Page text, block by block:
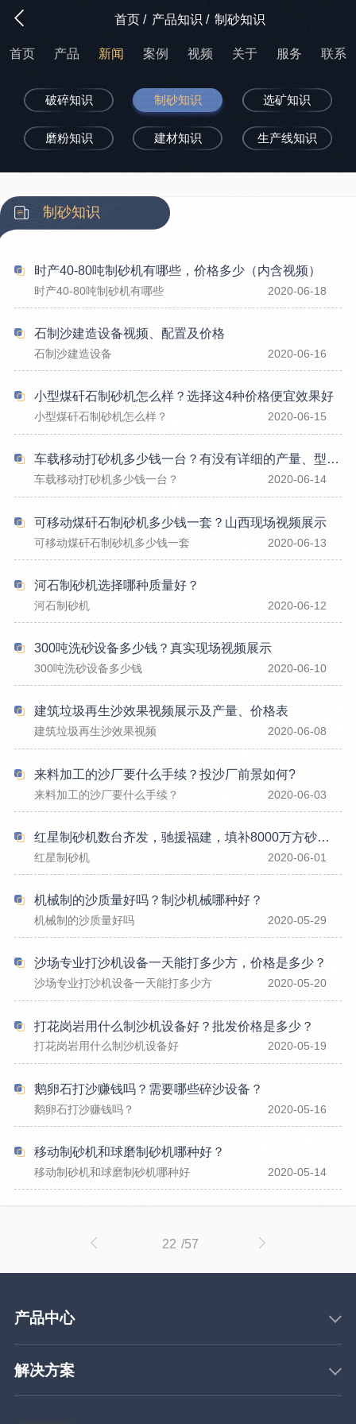
首页/ 产品知识 / 制砂知识
首页 产品 新闻 案例 视频 关于 服务 联系
破碎知识 制砂知识 选矿知识
磨粉知识 建材知识 生产线知识
制砂知识
时产40-80吨制砂机有哪些，价格多少（内含视频）
时产40-80吨制砂机有哪些 2020-06-18
石制沙建造设备视频、配置及价格
石制沙建造设备 2020-06-16
小型煤矸石制砂机怎么样？选择这4种价格便宜效果好
小型煤矸石制砂机怎么样？ 2020-06-15
车载移动打砂机多少钱一台？有没有详细的产量、型号参数
车载移动打砂机多少钱一台？ 2020-06-14
可移动煤矸石制砂机多少钱一套？山西现场视频展示
可移动煤矸石制砂机多少钱一套 2020-06-13
河石制砂机选择哪种质量好？
河石制砂机 2020-06-12
300吨洗砂设备多少钱？真实现场视频展示
300吨洗砂设备多少钱 2020-06-10
建筑垃圾再生沙效果视频展示及产量、价格表
建筑垃圾再生沙效果视频 2020-06-08
来料加工的沙厂要什么手续？投沙厂前景如何?
来料加工的沙厂要什么手续？ 2020-06-03
红星制砂机数台齐发，驰援福建，填补8000万方砂石缺口
红星制砂机 2020-06-01
机械制的沙质量好吗？制沙机械哪种好？
机械制的沙质量好吗 2020-05-29
沙场专业打沙机设备一天能打多少方，价格是多少？
沙场专业打沙机设备一天能打多少方 2020-05-20
打花岗岩用什么制沙机设备好？批发价格是多少？
打花岗岩用什么制沙机设备好 2020-05-19
鹅卵石打沙赚钱吗？需要哪些碎沙设备？
鹅卵石打沙赚钱吗？ 2020-05-16
移动制砂机和球磨制砂机哪种好？
移动制砂机和球磨制砂机哪种好 2020-05-14
22 /57
产品中心
解决方案